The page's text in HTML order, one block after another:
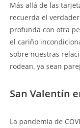
Más allá de las
recuerda el
profunda con otra
el cariño
sobre nuestras
rodean, ya sean
San Valentín
La pandemia de